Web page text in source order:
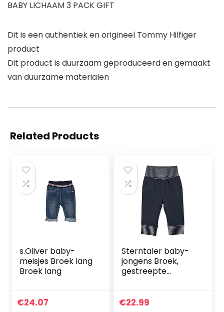
BABY LICHAAM 3 PACK GIFT
Dit is een authentiek en origineel Tommy Hilfiger
product
Dit product is duurzaam geproduceerd en gemaakt
van duurzame materialen
Related Products
s.Oliver baby-
meisjes Broek lang
Broek lang
€24.07
Sterntaler baby-
jongens Broek,
gestreepte
€22.99